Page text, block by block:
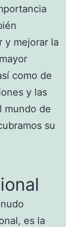
y mejorar la
como de
y las
mundo de
su
es la